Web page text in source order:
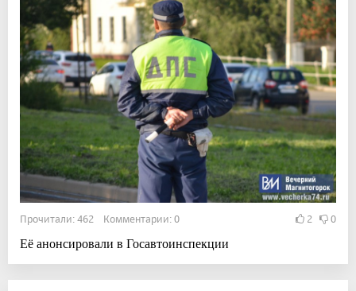
Прочитали: 462 Комментарии: 0 2 0
Её анонсировали в Госавтоинспекции